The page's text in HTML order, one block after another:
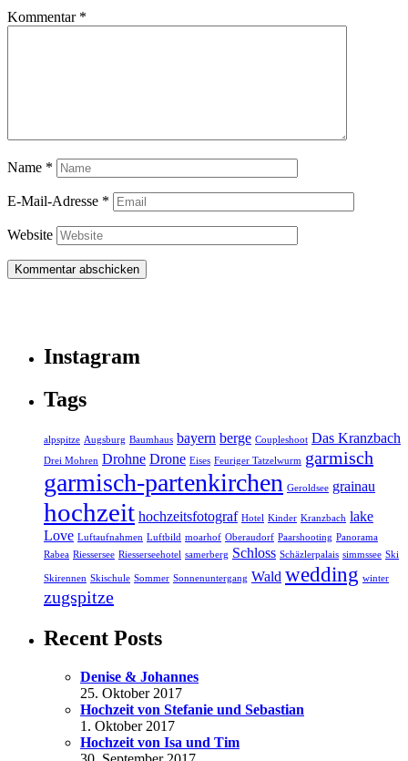
Kommentar *
Name *
E-Mail-Adresse *
Website
Instagram
Tags
alpspitze Augsburg Baumhaus bayern berge Coupleshoot Das Kranzbach
Drei Mohren Drohne Drone Eises Feuriger Tatzelwurm garmisch
garmisch-partenkirchen Geroldsee grainau
hochzeit hochzeitsfotograf Hotel Kinder Kranzbach lake
Love Luftaufnahmen Luftbild moarhof Oberaudorf Paarshooting Panorama
Rabea Riessersee Riesserseehotel samerberg Schloss Schäzlerpalais simmssee Ski
Skirennen Skischule Sommer Sonnenuntergang Wald wedding winter
zugspitze
Recent Posts
Denise & Johannes
25. Oktober 2017
Hochzeit von Stefanie und Sebastian
1. Oktober 2017
Hochzeit von Isa und Tim